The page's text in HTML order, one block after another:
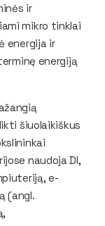
ir
mikro tinklai
energija ir
energiją
šiuolaikiškus
naudoja DI,
e-
(angl.